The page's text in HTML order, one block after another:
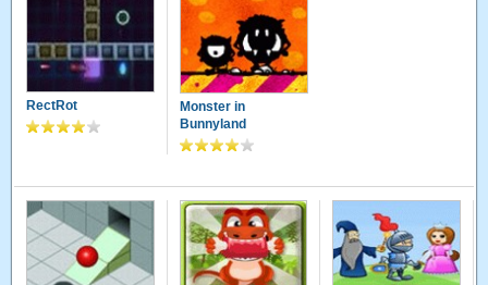
RectRot
Monster in
Bunnyland